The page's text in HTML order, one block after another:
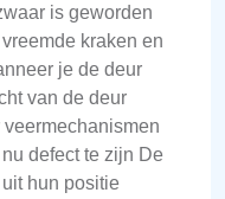
is geworden
kraken en
je de deur
van de deur
defect te zijn De
hun positie